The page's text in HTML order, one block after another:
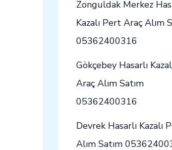
Zonguldak Merkez
Kazalı Pert Araç Alım
05362400316
Gökçebey Hasarlı
Araç Alım Satım
05362400316
Devrek Hasarlı Kazalı
Alım Satım